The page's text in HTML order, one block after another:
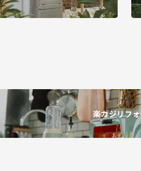
楽カジリフ